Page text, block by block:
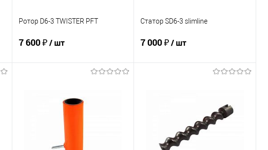
Ротор D6-3 TWISTER PFT
7 600 ₽/ шт
Купить в 1 клик
В избранное
Статор SD6-3 slimline
7 000 ₽/ шт
К сравнению
В избранное
В наличии